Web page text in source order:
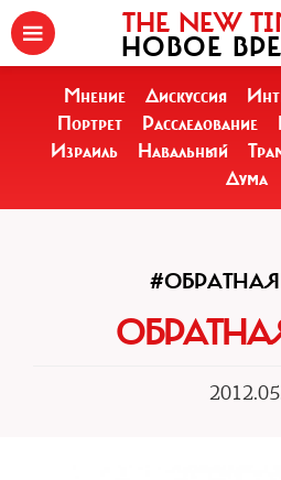
THE NEW
НОВОЕ
Мнение Дискуссия
Портрет
Расследование
Израиль
Навальный
Дума
#ОБРАТНАЯ